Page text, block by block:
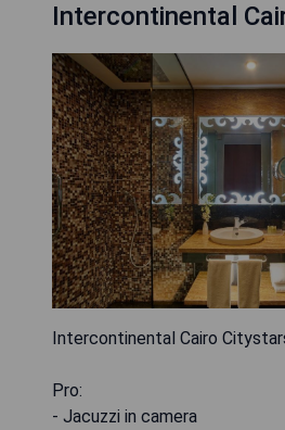
Intercontinental
Intercontinental Cairo
Pro:
- Jacuzzi in camera